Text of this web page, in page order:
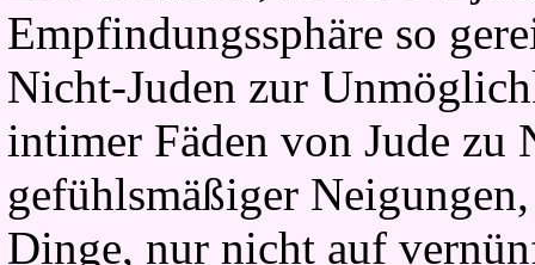
Empfindungssphäre so
Nicht-Juden zur
intimer Fäden von Jude zu
gefühlsmäßiger
Dinge, nur nicht auf